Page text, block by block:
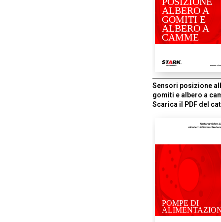
ALBERO A
GOMITI E
ALBERO A
CAMME
Sensori posizione
gomiti e albero a
Scarica il PDF del
Umfangreiches
mit uber 1.000
POMPE DI